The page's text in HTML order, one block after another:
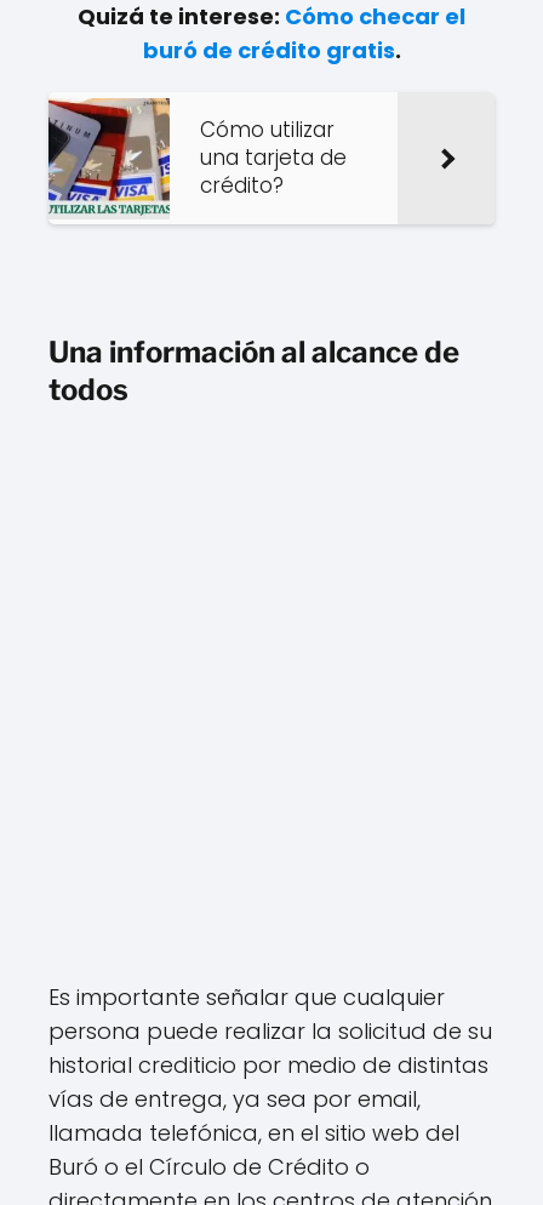
Quizá te interese: Cómo checar el
buró de crédito gratis.
Cómo utilizar
una tarjeta de
crédito?
Una información al alcance de
todos
Es importante señalar que cualquier
persona puede realizar la solicitud de su
historial crediticio por medio de distintas
vías de entrega, ya sea por email,
llamada telefónica, en el sitio web del
Buró o el Círculo de Crédito o